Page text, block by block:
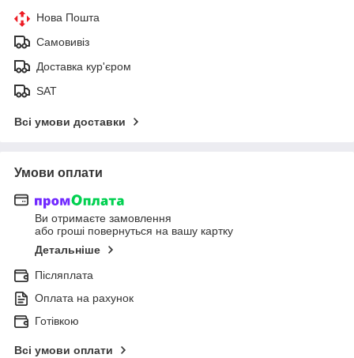
Нова Пошта
Самовивіз
Доставка кур'єром
SAT
Всі умови доставки
Умови оплати
Ви отримаєте замовлення
або гроші повернуться на вашу картку
Детальніше
Післяплата
Оплата на рахунок
Готівкою
Всі умови оплати